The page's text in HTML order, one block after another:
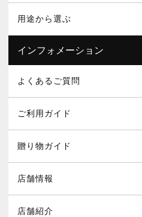
用途から選ぶ
インフォメーション
よくあるご質問
ご利用ガイド
贈り物ガイド
店舗情報
店舗紹介